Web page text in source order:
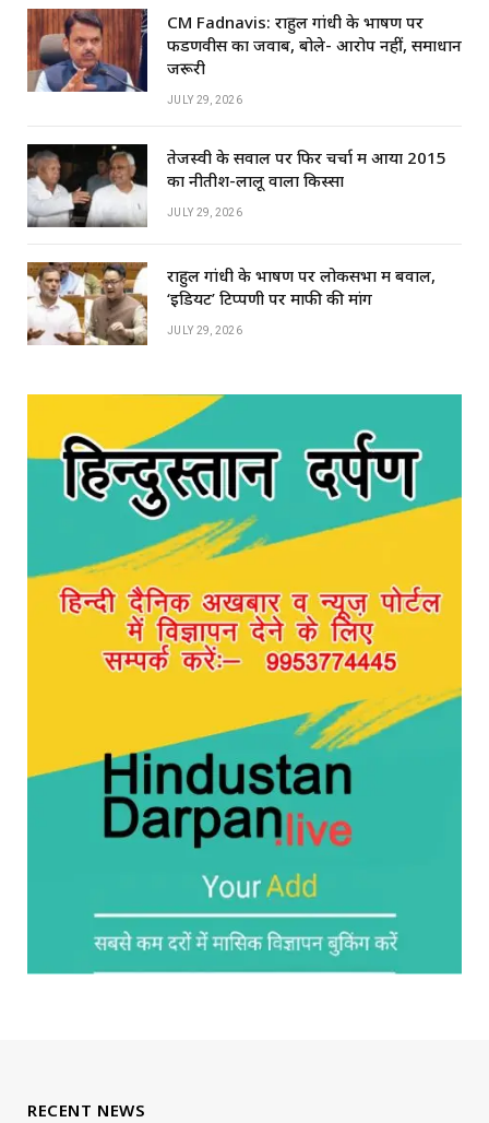
CM Fadnavis: राहुल गांधी के भाषण पर
फडणवीस का जवाब, बोले- आरोप नहीं, समाधान
जरूरी
JULY 29, 2026
तेजस्वी के सवाल पर फिर चर्चा में आया 2015
का नीतीश-लालू वाला किस्सा
JULY 29, 2026
राहुल गांधी के भाषण पर लोकसभा में बवाल,
‘इडियट’ टिप्पणी पर माफी की मांग
JULY 29, 2026
RECENT NEWS